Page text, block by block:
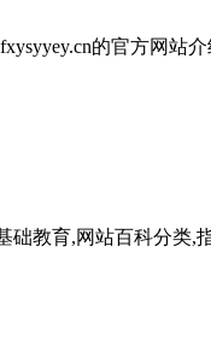
的官方网站
教育,网站百科分